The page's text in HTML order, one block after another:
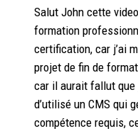
Salut John cette
formation
certification, car j’ai
projet de fin de
car il aurait fallut que
d’utilisé un CMS qui
compétence requis,